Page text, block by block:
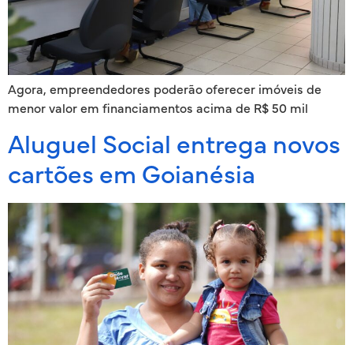
Agora, empreendedores poderão oferecer imóveis de
menor valor em financiamentos acima de R$ 50 mil
Aluguel Social entrega novos
cartões em Goianésia